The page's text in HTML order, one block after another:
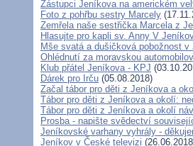
Zástupci Jeníkova na americkém
Foto z pohřbu sestry Marcely
Zemřela naše sestřička Marcela z
Hlasujte pro kapli sv. Anny V
Mše svatá a dušičková pobožnost v
Ohlédnutí za moravskou
Klub přátel Jeníkova - KPJ
Dárek pro Irču (05.08.2018)
Začal tábor pro děti z Jeníkova a
Tábor pro děti z Jeníkova a okolí:
Tábor pro děti z Jeníkova a okolí
Prosba - napište svědectví
Jeníkovské varhany vyhrály -
Jeníkov v České televizi